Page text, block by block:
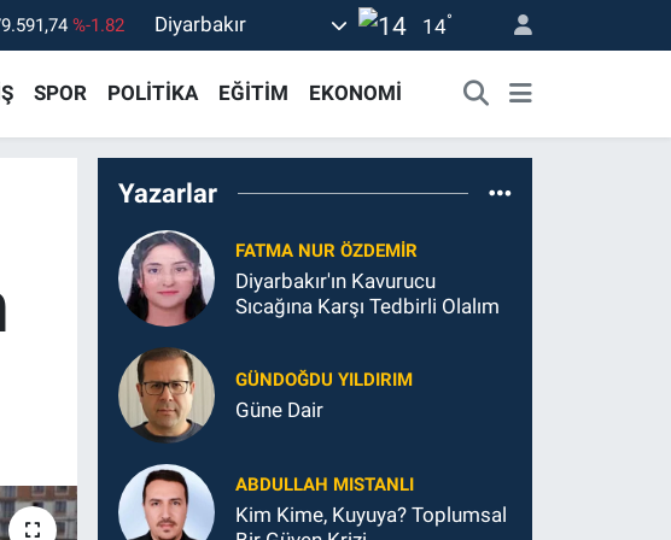
45,43620 %0.02
61,60380
%0.19
%0
Diyarbakır 14°
SPOR POLİTİKA EĞİTİM EKONOMİ
Yazarlar
FATMA NUR ÖZDEMIR
Diyarbakır'ın Kavurucu
Sıcağına Karşı Tedbirli Olalım
GÜNDOĞDU YILDIRIM
Güne Dair
ABDULLAH MISTANLI
Kim Kime, Kuyuya? Toplumsal